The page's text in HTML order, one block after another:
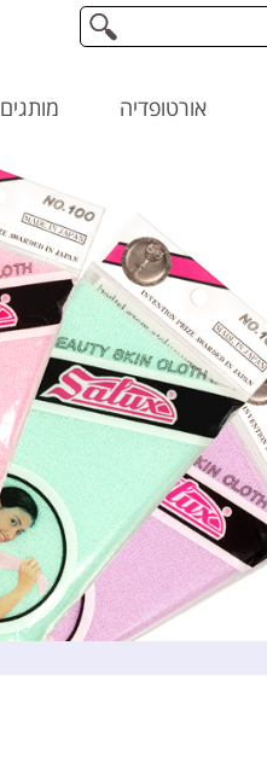
אורטופדיה מותגים